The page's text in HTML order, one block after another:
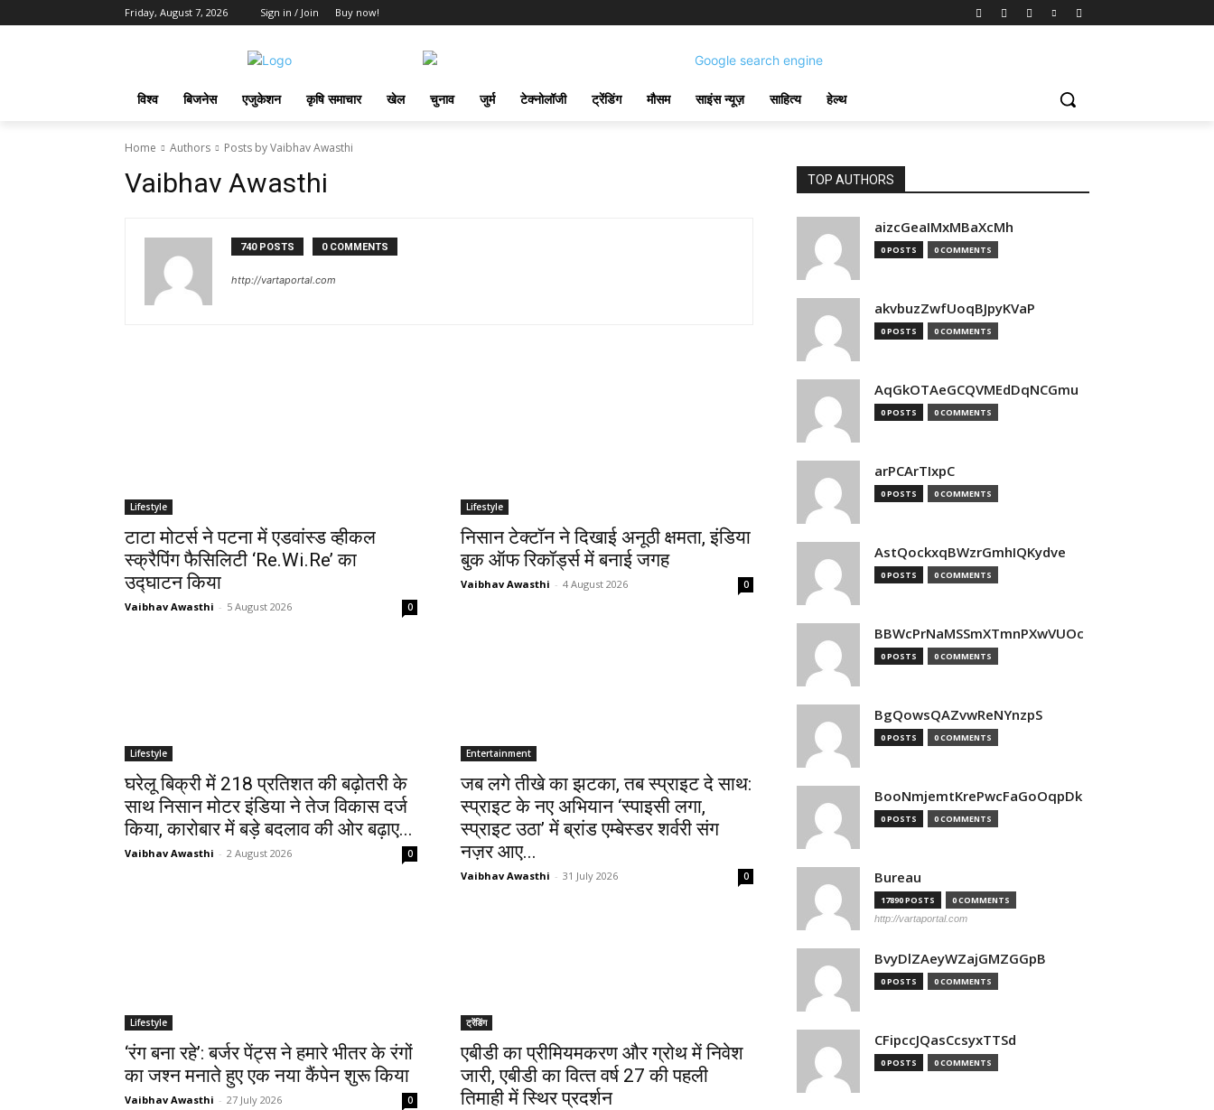
Friday, August 7, 2026 Sign in / Join Buy now!
विश्व बिजनेस एजुकेशन कृषि समाचार खेल चुनाव जुर्म टेक्नोलॉजी ट्रेंडिंग मौसम साइंस न्यूज़ साहित्य हेल्थ
Home Authors Posts by Vaibhav Awasthi
Vaibhav Awasthi
740 POSTS 0 COMMENTS
http://vartaportal.com
Lifestyle
टाटा मोटर्स ने पटना में एडवांस्ड व्हीकल
स्क्रैपिंग फैसिलिटी ‘Re.Wi.Re’ का
उद्घाटन किया
Vaibhav Awasthi - 5 August 2026 0
Lifestyle
निसान टेक्टॉन ने दिखाई अनूठी क्षमता, इंडिया
बुक ऑफ रिकॉर्ड्स में बनाई जगह
Vaibhav Awasthi - 4 August 2026 0
Lifestyle
घरेलू बिक्री में 218 प्रतिशत की बढ़ोतरी के
साथ निसान मोटर इंडिया ने तेज विकास दर्ज
किया, कारोबार में बड़े बदलाव की ओर बढ़ाए...
Vaibhav Awasthi - 2 August 2026 0
Entertainment
जब लगे तीखे का झटका, तब स्प्राइट दे साथ:
स्प्राइट के नए अभियान ‘स्पाइसी लगा,
स्प्राइट उठा’ में ब्रांड एम्बेस्डर शर्वरी संग
नज़र आए...
Vaibhav Awasthi - 31 July 2026 0
Lifestyle
‘रंग बना रहे’: बर्जर पेंट्स ने हमारे भीतर के रंगों
का जश्न मनाते हुए एक नया कैंपेन शुरू किया
Vaibhav Awasthi - 27 July 2026 0
ट्रेंडिंग
एबीडी का प्रीमियमकरण और ग्रोथ में निवेश
जारी, एबीडी का वित्‍त वर्ष 27 की पहली
तिमाही में स्थिर प्रदर्शन
TOP AUTHORS
aizcGeaIMxMBaXcMh
0 POSTS 0 COMMENTS
akvbuzZwfUoqBJpyKVaP
0 POSTS 0 COMMENTS
AqGkOTAeGCQVMEdDqNCGmu
0 POSTS 0 COMMENTS
arPCArTIxpC
0 POSTS 0 COMMENTS
AstQockxqBWzrGmhIQKydve
0 POSTS 0 COMMENTS
BBWcPrNaMSSmXTmnPXwVUOc
0 POSTS 0 COMMENTS
BgQowsQAZvwReNYnzpS
0 POSTS 0 COMMENTS
BooNmjemtKrePwcFaGoOqpDk
0 POSTS 0 COMMENTS
Bureau
17890 POSTS 0 COMMENTS
http://vartaportal.com
BvyDlZAeyWZajGMZGGpB
0 POSTS 0 COMMENTS
CFipccJQasCcsyxTTSd
0 POSTS 0 COMMENTS